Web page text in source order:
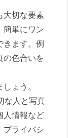
大切な要素
簡単にワン
きます。例
の色合いを
ょう。
な人と写真
人情報など
プライバシ